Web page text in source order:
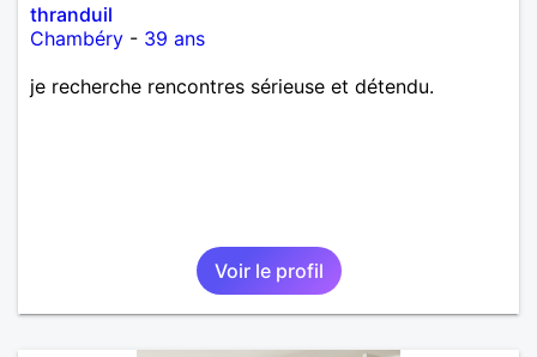
thranduil
Chambéry - 39 ans
je recherche rencontres sérieuse et détendu.
Voir le profil